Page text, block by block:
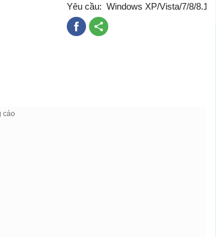
Yêu cầu: Windows XP/Vista/7/8/8.1/10